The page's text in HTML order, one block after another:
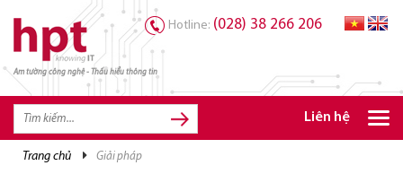
Am tường công nghệ - Thấu hiểu thông tin
Hotline: (028) 38 266 206
Liên hệ
trang chủ giải pháp
TRANG CHỦ
TRANG CHỦ